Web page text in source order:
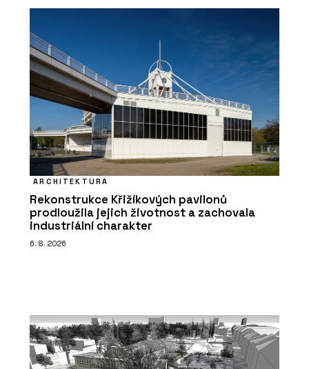
ARCHITEKTURA
Rekonstrukce Křižíkových pavilonů
prodloužila jejich životnost a zachovala
industriální charakter
6. 8. 2026